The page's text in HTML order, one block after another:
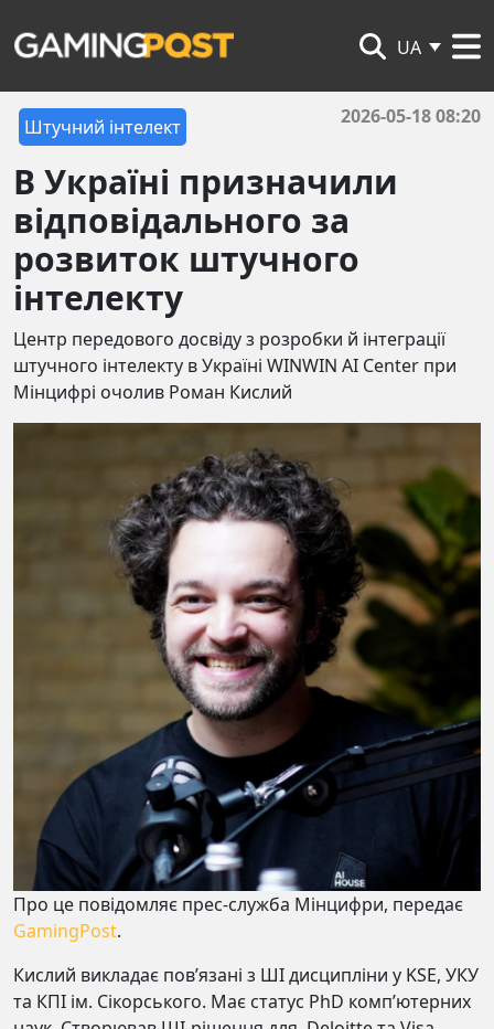
UA
Штучний інтелект 2026-05-18 08:20
В Україні призначили
відповідального за
розвиток штучного
інтелекту
Центр передового досвіду з розробки й інтеграції
штучного інтелекту в Україні WINWIN AI Center при
Мінцифрі очолив Роман Кислий
Про це повідомляє прес-служба Мінцифри, передає
GamingPost.
Кислий викладає пов’язані з ШІ дисципліни у KSE, УКУ
та КПІ ім. Сікорського. Має статус PhD комп’ютерних